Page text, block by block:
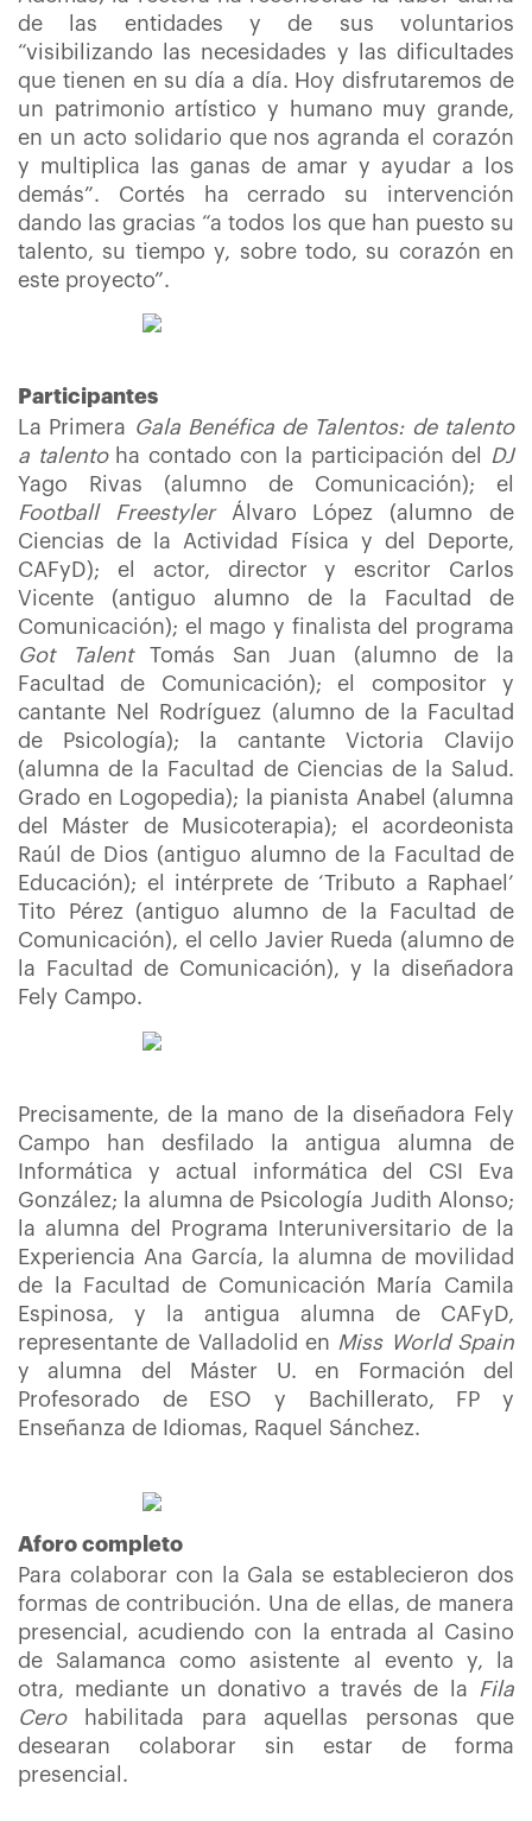
de las entidades y de sus voluntarios
“visibilizando las necesidades y las dificultades
que tienen en su día a día. Hoy disfrutaremos de
un patrimonio artístico y humano muy grande,
en un acto solidario que nos agranda el corazón
y multiplica las ganas de amar y ayudar a los
demás”. Cortés ha cerrado su intervención
dando las gracias “a todos los que han puesto su
talento, su tiempo y, sobre todo, su corazón en
este proyecto”.
Participantes
La Primera Gala Benéfica de Talentos: de talento
a talentoha contado con la participación del
DJ
Yago Rivas (alumno de Comunicación); el
Football FreestylerÁlvaro López (alumno de
Ciencias de la Actividad Física y del Deporte,
CAFyD); el actor, director y escritor Carlos
Vicente (antiguo alumno de la Facultad de
Comunicación); el mago y finalista del programa
Got TalentTomás San Juan (alumno de la
Facultad de Comunicación); el compositor y
cantante Nel Rodríguez (alumno de la Facultad
de Psicología); la cantante Victoria Clavijo
(alumna de la Facultad de Ciencias de la Salud.
Grado en Logopedia); la pianista Anabel (alumna
del Máster de Musicoterapia); el acordeonista
Raúl de Dios (antiguo alumno de la Facultad de
Educación); el intérprete de ‘Tributo a Raphael’
Tito Pérez (antiguo alumno de la Facultad de
Comunicación), el cello Javier Rueda (alumno de
la Facultad de Comunicación), y la diseñadora
Fely Campo.
Precisamente, de la mano de la diseñadora Fely
Campo han desfilado la antigua alumna de
Informática y actual informática del CSI Eva
González; la alumna de Psicología Judith Alonso;
la alumna del Programa Interuniversitario de la
Experiencia Ana García, la alumna de movilidad
de la Facultad de Comunicación María Camila
Espinosa, y la antigua alumna de CAFyD,
representante de Valladolid en Miss World Spain
y alumna del Máster U. en Formación del
Profesorado de ESO y Bachillerato, FP y
Enseñanza de Idiomas, Raquel Sánchez.
Aforo completo
Para colaborar con la Gala se establecieron dos
formas de contribución. Una de ellas, de manera
presencial, acudiendo con la entrada al Casino
de Salamanca como asistente al evento y, la
otra, mediante un donativo a través de la
Fila
Cerohabilitada para aquellas personas que
desearan colaborar sin estar de forma
presencial.